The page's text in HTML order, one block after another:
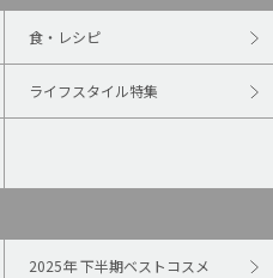
食・レシピ
ライフスタイル特集
2025年 下半期ベストコスメ